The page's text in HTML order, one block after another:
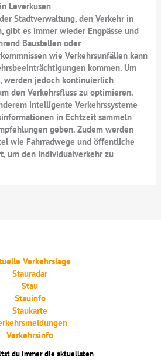
Leverkusen
Stadtverwaltung, den Verkehr in
gibt es immer wieder Engpässe und
Baustellen oder
wie Verkehrsunfällen kann
kommen. Um
werden jedoch kontinuierlich
den Verkehrsfluss zu optimieren.
intelligente Verkehrssysteme
in Echtzeit sammeln
geben. Zudem werden
wie Fahrradwege und öffentliche
um den Individualverkehr zu
Verkehrslage
Stauradar
Stau
Stauinfo
Staukarte
Verkehrsinfo
du immer die aktuellsten